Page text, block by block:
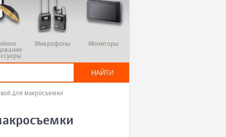
Микрофоны Мониторы
для макросъемки